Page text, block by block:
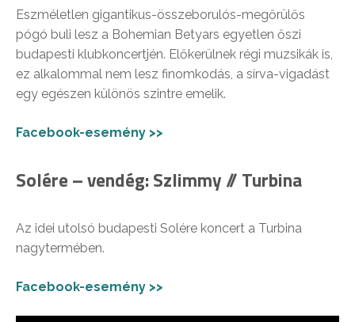
Eszméletlen gigantikus-összeborulós-megőrülős
pógó buli lesz a Bohemian Betyars egyetlen őszi
budapesti klubkoncertjén. Előkerülnek régi muzsikák is,
ez alkalommal nem lesz finomkodás, a sírva-vigadást
egy egészen különös szintre emelik.
Facebook-esemény >>
Solére – vendég: Szlimmy // Turbina
Az idei utolsó budapesti Solére koncert a Turbina
nagytermében.
Facebook-esemény >>